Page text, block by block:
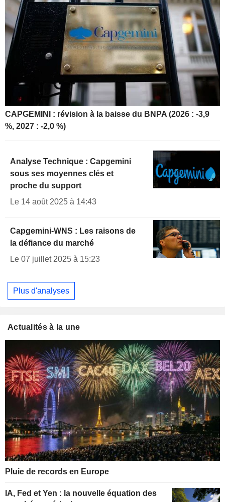
CAPGEMINI : révision à la baisse du BNPA (2026 : -3,9
%, 2027 : -2,0 %)
Analyse Technique : Capgemini
sous ses moyennes clés et
proche du support
Le 14 août 2025 à 14:43
Capgemini-WNS : Les raisons de
la défiance du marché
Le 07 juillet 2025 à 15:23
Plus d'analyses
Actualités à la une
Pluie de records en Europe
IA, Fed et Yen : la nouvelle équation des